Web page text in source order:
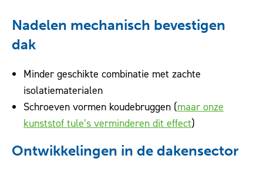
Nadelen mechanisch bevestigen
dak
Minder geschikte combinatie met zachte
isolatiematerialen
Schroeven vormen koudebruggen (maar onze
kunststof tule’s verminderen dit effect)
Ontwikkelingen in de dakensector